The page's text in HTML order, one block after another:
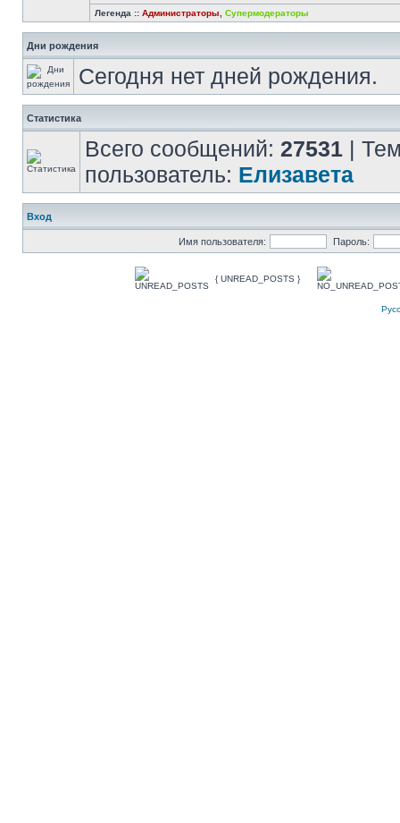
Легенда :: Администраторы Супермодераторы
Дни рождения
Сегодня нет дней рождения.
Статистика
Всего сообщений: 27531 |
пользователь: Елизавета
Вход
Имя пользователя: Пароль:
{ UNREAD_POSTS }